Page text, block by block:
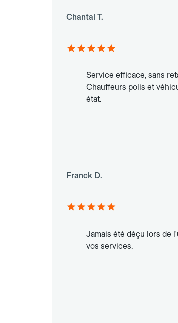
Chantal T.
Service efficace, sans
Chauffeurs polis et
état.
Franck D.
Jamais été déçu lors de
vos services.